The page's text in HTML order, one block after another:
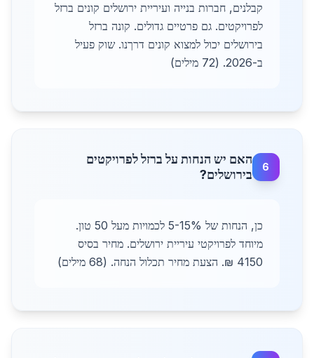
קבלנים, חברות בנייה ועיריית ירושלים קונים ברזל
לפרויקטים. גם פרטיים גדולים. קונה ברזל
בירושלים יכול למצוא קונים דרךנו. שוק פעיל
ב-2026. (72 מילים)
6
האם יש הנחות על ברזל לפרויקטים
בירושלים?
כן, הנחות של 5-15% לכמויות מעל 50 טון.
מיוחד לפרויקטי עיריית ירושלים. מחיר בסיס
4150 ₪. הצעת מחיר תכלול הנחה. (68 מילים)